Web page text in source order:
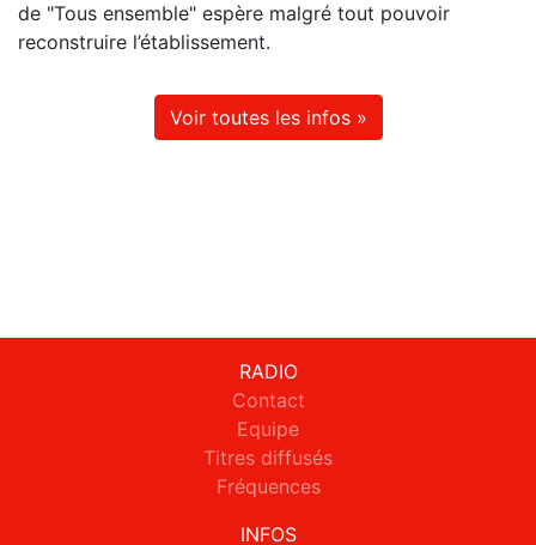
de "Tous ensemble" espère malgré tout pouvoir
reconstruire l’établissement.
Voir toutes les infos »
RADIO
Contact
Equipe
Titres diffusés
Fréquences
INFOS